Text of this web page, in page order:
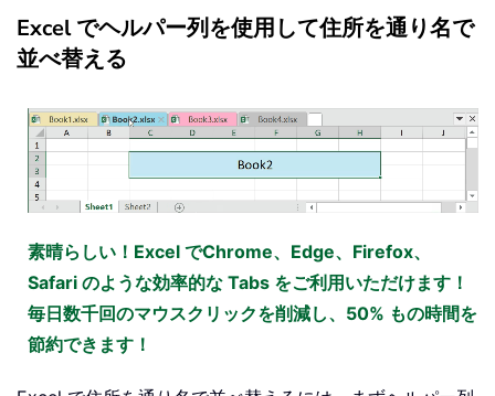
Excel でヘルパー列を使用して住所を通り名で
並べ替える
素晴らしい！Excel でChrome、Edge、Firefox、
Safari のような効率的な Tabs をご利用いただけます！
毎日数千回のマウスクリックを削減し、50% もの時間を
節約できます！